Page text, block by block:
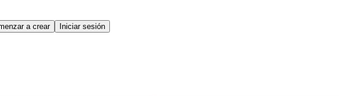
a crear Iniciar sesión